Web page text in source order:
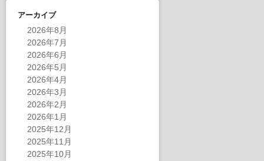
アーカイブ
2026年8月
2026年7月
2026年6月
2026年5月
2026年4月
2026年3月
2026年2月
2026年1月
2025年12月
2025年11月
2025年10月